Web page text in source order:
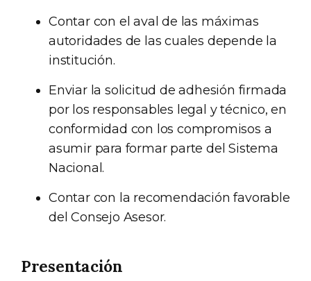
Contar con el aval de las máximas
autoridades de las cuales depende la
institución.
Enviar la solicitud de adhesión firmada
por los responsables legal y técnico, en
conformidad con los compromisos a
asumir para formar parte del Sistema
Nacional.
Contar con la recomendación favorable
del Consejo Asesor.
Presentación